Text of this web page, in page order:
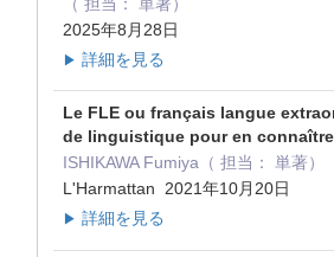
（ 担当： 単著）
2025年8月28日
▶ 詳細を見る
Le FLE ou français langue
de linguistique pour en
ISHIKAWA Fumiya（ 担当： 単著）
L'Harmattan 2021年10月20日
▶ 詳細を見る